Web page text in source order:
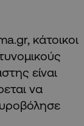
κάτοικοι
είναι
να